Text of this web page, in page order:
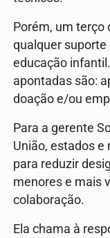
Porém, um terço
qualquer suporte
educação
apontadas são:
doação e/ou
Para a gerente
União, estados
para reduzir
menores e mais
colaboração.
Ela chama à